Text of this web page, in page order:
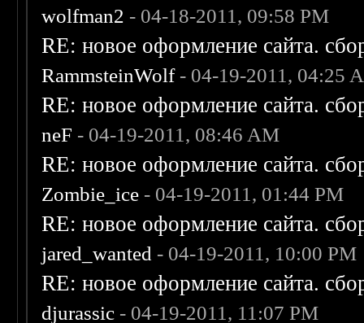
wolfman2 - 04-18-2011, 09:58 PM
RE: новое оформление сайта.
RammsteinWolf- 04-19-2011, 04:25
RE: новое оформление сайта.
neF - 04-19-2011, 08:46 AM
RE: новое оформление сайта.
Zombie_ice - 04-19-2011, 01:44 PM
RE: новое оформление сайта.
jared_wanted - 04-19-2011, 10:00 PM
RE: новое оформление сайта.
djurassic - 04-19-2011, 11:07 PM